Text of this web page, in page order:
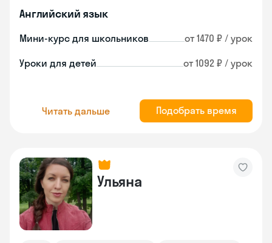
Английский язык
Мини-курс для школьников от 1470 ₽ / урок
Уроки для детей от 1092 ₽ / урок
Читать дальше Подобрать время
Ульяна